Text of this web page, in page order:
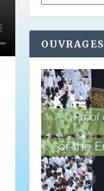
OUVRAGES